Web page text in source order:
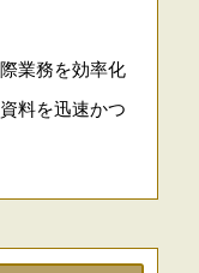
業務を効率化
料を迅速かつ